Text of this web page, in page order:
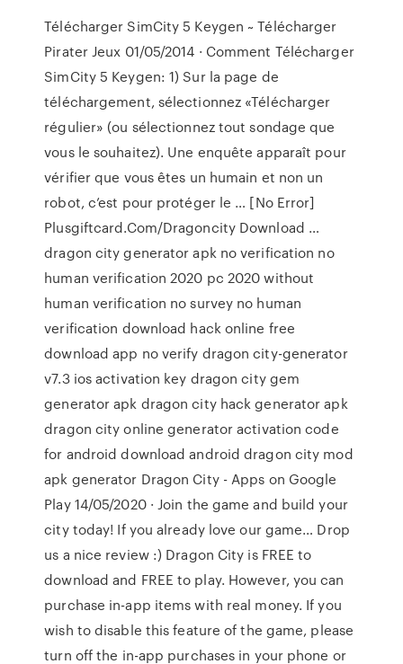
Télécharger SimCity 5 Keygen ~ Télécharger
Pirater Jeux 01/05/2014 · Comment Télécharger
SimCity 5 Keygen: 1) Sur la page de
téléchargement, sélectionnez «Télécharger
régulier» (ou sélectionnez tout sondage que
vous le souhaitez). Une enquête apparaît pour
vérifier que vous êtes un humain et non un
robot, c’est pour protéger le … [No Error]
Plusgiftcard.Com/Dragoncity Download …
dragon city generator apk no verification no
human verification 2020 pc 2020 without
human verification no survey no human
verification download hack online free
download app no verify dragon city-generator
v7.3 ios activation key dragon city gem
generator apk dragon city hack generator apk
dragon city online generator activation code
for android download android dragon city mod
apk generator Dragon City - Apps on Google
Play 14/05/2020 · Join the game and build your
city today! If you already love our game… Drop
us a nice review :) Dragon City is FREE to
download and FREE to play. However, you can
purchase in-app items with real money. If you
wish to disable this feature of the game, please
turn off the in-app purchases in your phone or